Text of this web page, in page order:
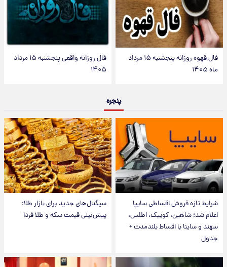
فال قهوه روزانه پنجشنبه ۱۵ مرداد
ماه ۱۴۰۵
فال روزانه واقعی پنجشنبه ۱۵ مرداد
۱۴۰۵
پنجره
شرایط تازه فروش اقساطی سایپا
اعلام شد؛ شاهین، کوییک، اطلس،
سهند و ساینا با اقساط بلندمدت +
جدول
سیگنال‌های جدید برای بازار طلا؛
پیش‌بینی قیمت سکه و طلا فردا